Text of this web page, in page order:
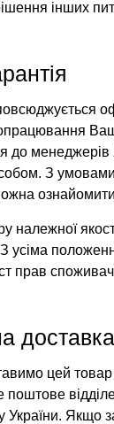
інших
до менеджерів
З умовами
належної
усіма
прав
доставка
цей товар
поштове
України. Якщо